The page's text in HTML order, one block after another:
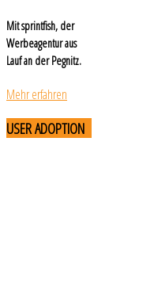
Mit sprintfish, der
Werbeagentur aus
Lauf an der Pegnitz.
Mehr erfahren
USERADOPTION